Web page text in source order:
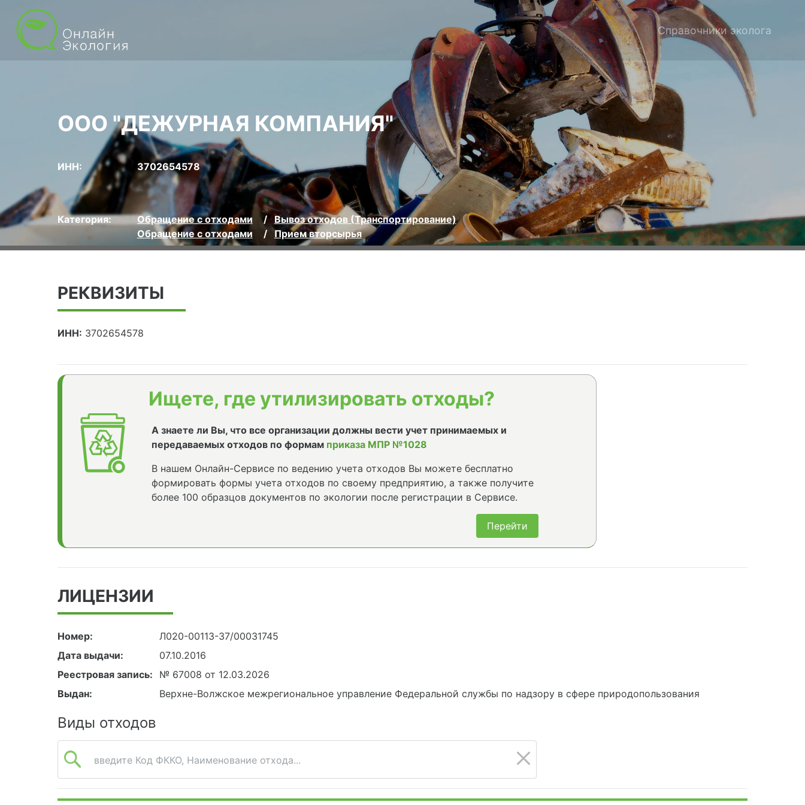
Справочники эколога
ООО "ДЕЖУРНАЯ КОМПАНИЯ"
ИНН: 3702654578
Категория: Обращение с отходами
Вывоз отходов (Транспортирование)
Обращение с отходами
Прием вторсырья
РЕКВИЗИТЫ
ИНН: 3702654578
Ищете, где утилизировать отходы?
А знаете ли Вы, что все организации должны вести учет принимаемых и
передаваемых отходов по формам приказа МПР №1028
В нашем Онлайн-Сервисе по ведению учета отходов Вы можете бесплатно
формировать формы учета отходов по своему предприятию, а также получите
более 100 образцов документов по экологии после регистрации в Сервисе.
Перейти
ЛИЦЕНЗИИ
Номер:
Л020-00113-37/00031745
Дата выдачи:
07.10.2016
Реестровая запись:
№ 67008 от 12.03.2026
Выдан:
Верхне-Волжское межрегиональное управление Федеральной службы по надзору в сфере природопользования
Виды отходов
введите Код ФККО, Наименование отхода...